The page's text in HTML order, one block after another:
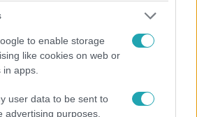
to enable storage
like cookies on web or
apps.
user data to be sent to
advertising purposes.
pótolunk be olyan órákat,
és pótoltatna az SZFE
diákjai szerint viszont nincs